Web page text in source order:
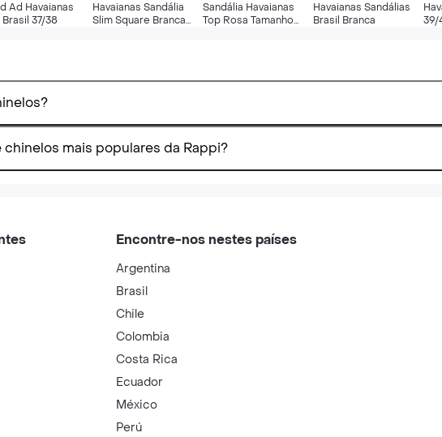
Ad Havaianas
Brasil 37/38
Havaianas Sandália
Slim Square Branca
Sandália Havaianas
Top Rosa Tamanho
Havaianas Sandálias
Brasil Branca
39/
mais populares da Rappi?
Encontre-nos nestes países
Argentina
Brasil
Chile
Colombia
Costa Rica
Ecuador
México
Perú